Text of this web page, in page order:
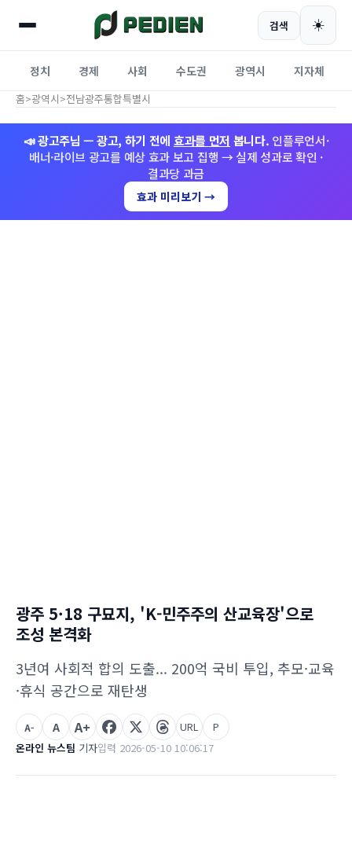
검색 ☀️
정치 경제 사회 수도권 광역시 지자체
홈>광역시>전남광주통합특별시
📣 광고주님 — 광고, 하기 전에 효과를 먼저 봅니다. 인플루언서·
배너·라이브 광고를 예상 효과 보고 집행 → 실제 성과로 확인 ·
결과당 과금
효과 미리보기 →
광주 5·18 구묘지, 'K-민주주의 산교육장'으로
조성 본격화
3년여 사회적 합의 도출... 200억 국비 투입, 추모·교육
·휴식 공간으로 재탄생
온라인 뉴스팀 기자입력 2026-05-10 10:06:17
A- A A+ URL P